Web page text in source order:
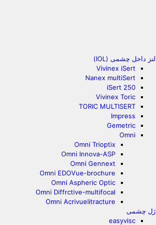
لنز داخل چشمی (IOL)
Vivinex iSert
Nanex multiSert
iSert 250
Vivinex Toric
TORIC MULTISERT
Impress
Gemetric
Omni
Omni Trioptix
Omni Innova-ASP
Omni Gennext
Omni EDOVue-brochure
Omni Aspheric Optic
Omni Diffrctive-multifocal
Omni Acrivuelitracture
ژل چشمی
easyvisc